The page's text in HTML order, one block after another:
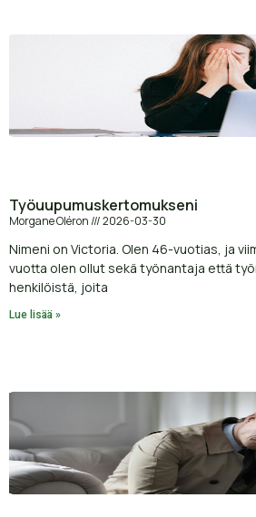
Työuupumuskertomukseni
Morgane Oléron 2026-03-30
Nimeni on Victoria. Olen 46-vuotias, ja
vuotta olen ollut sekä työnantaja että
henkilöistä, joita
Lue lisää »